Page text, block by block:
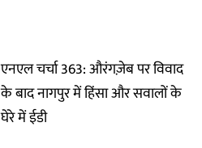
एनएल चर्चा 363: औरंगज़ेब पर विवाद
के बाद नागपुर में हिंसा और सवालों के
घेरे में ईडी